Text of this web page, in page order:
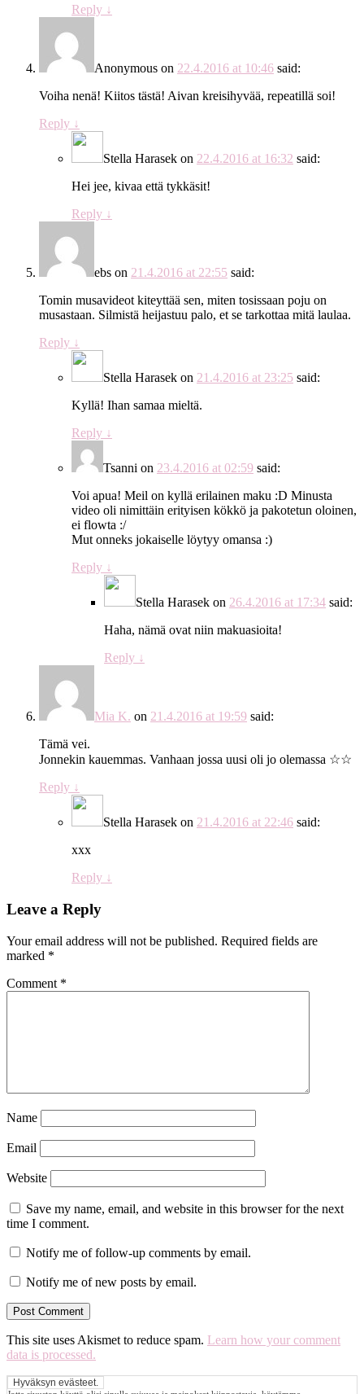
Reply ↓
Anonymous on 22.4.2016 at 10:46 said:
Voiha nenä! Kiitos tästä! Aivan kreisihyvää, repeatillä soi!
Reply ↓
Stella Harasek on 22.4.2016 at 16:32 said:
Hei jee, kivaa että tykkäsit!
Reply ↓
ebs on 21.4.2016 at 22:55 said:
Tomin musavideot kiteyttää sen, miten tosissaan poju on
musastaan. Silmistä heijastuu palo, et se tarkottaa mitä laulaa.
Reply ↓
Stella Harasek on 21.4.2016 at 23:25 said:
Kyllä! Ihan samaa mieltä.
Reply ↓
Tsanni on 23.4.2016 at 02:59 said:
Voi apua! Meil on kyllä erilainen maku :D Minusta
video oli nimittäin erityisen kökkö ja pakotetun oloinen,
ei flowta :/
Mut onneks jokaiselle löytyy omansa :)
Reply ↓
Stella Harasek on 26.4.2016 at 17:34 said:
Haha, nämä ovat niin makuasioita!
Reply ↓
Mia K. on 21.4.2016 at 19:59 said:
Tämä vei.
Jonnekin kauemmas. Vanhaan jossa uusi oli jo olemassa ☆☆
Reply ↓
Stella Harasek on 21.4.2016 at 22:46 said:
xxx
Reply ↓
Leave a Reply
Your email address will not be published. Required fields are
marked *
Comment *
Name
Email
Website
Save my name, email, and website in this browser for the next
time I comment.
Notify me of follow-up comments by email.
Notify me of new posts by email.
This site uses Akismet to reduce spam. Learn how your comment
data is processed.